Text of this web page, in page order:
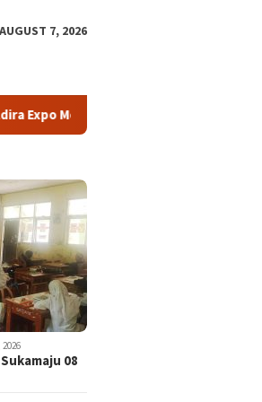
AUGUST 7, 2026
Merdeka Tawarkan Bunga 1,76 Persen
08